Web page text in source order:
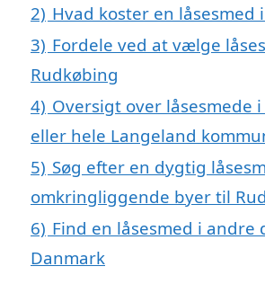
2) Hvad koster en låsesmed
3) Fordele ved at vælge
Rudkøbing
4) Oversigt over låsesmede
eller hele Langeland
5) Søg efter en dygtig
omkringliggende byer til
6) Find en låsesmed i andre
Danmark